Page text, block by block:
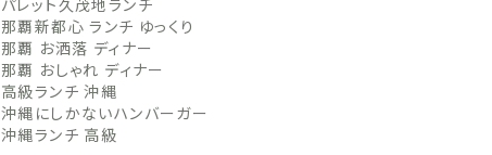
パレット久茂地ランチ
那覇新都心 ランチ ゆっくり
那覇 お洒落 ディナー
那覇 おしゃれ ディナー
高級ランチ 沖縄
沖縄にしかないハンバーガー
沖縄ランチ 高級